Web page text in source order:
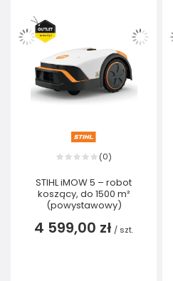
(0)
STIHL iMOW 5 – robot
koszący, do 1500 m²
(powystawowy)
4 599,00 zł / szt.